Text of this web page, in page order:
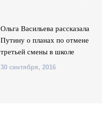
Ольга Васильева рассказала
Путину о планах по отмене
третьей смены в школе
30 сентября, 2016